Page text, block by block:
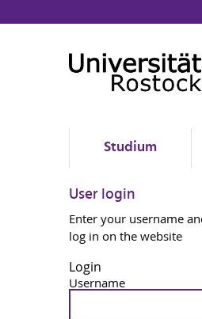
Studium
User login
Enter your username
log in on the website
Login
Username